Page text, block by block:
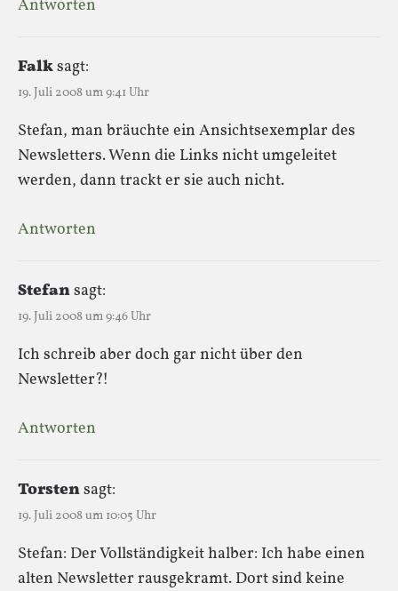
Antworten
Falksagt:
19. Juli 2008 um 9:41 Uhr
Stefan, man bräuchte ein Ansichtsexemplar des
Newsletters. Wenn die Links nicht umgeleitet
werden, dann trackt er sie auch nicht.
Antworten
Stefansagt:
19. Juli 2008 um 9:46 Uhr
Ich schreib aber doch gar nicht über den
Newsletter?!
Antworten
Torstensagt:
19. Juli 2008 um 10:05 Uhr
Stefan: Der Vollständigkeit halber: Ich habe einen
alten Newsletter rausgekramt. Dort sind keine